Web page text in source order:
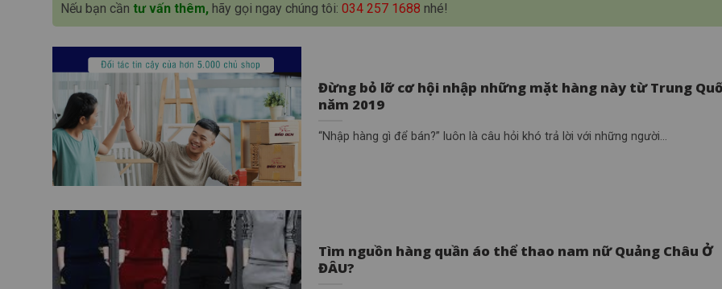
Nếu bạn cần tư vấn thêm,hãy gọi ngay chúng tôi: 034 257 1688 nhé!
Đừng bỏ lỡ cơ hội nhập những mặt hàng này từ Trung
năm 2019
“Nhập hàng gì để bán?” luôn là câu hỏi khó trả lời với những người...
Tìm nguồn hàng quần áo thể thao nam nữ Quảng Châu Ở
ĐÂU?